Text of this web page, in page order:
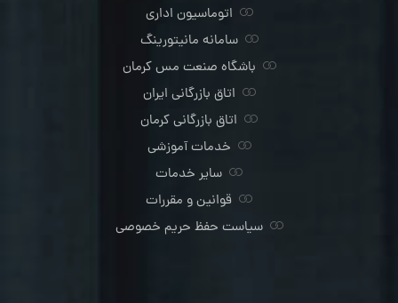
اتوماسیون اداری
سامانه مانیتورینگ
باشگاه صنعت مس کرمان
اتاق بازرگانی ایران
اتاق بازرگانی کرمان
خدمات آموزشی
سایر خدمات
قوانین و مقررات
سیاست حفظ حریم خصوصی